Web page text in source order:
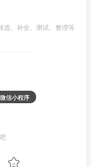
选、补全、测试、整理等
信小程序